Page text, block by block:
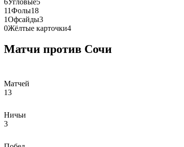
6Угловые5
11Фолы18
1Офсайды3
0Жёлтые карточки4
Матчи против Сочи
Матчей
13
Ничьи
3